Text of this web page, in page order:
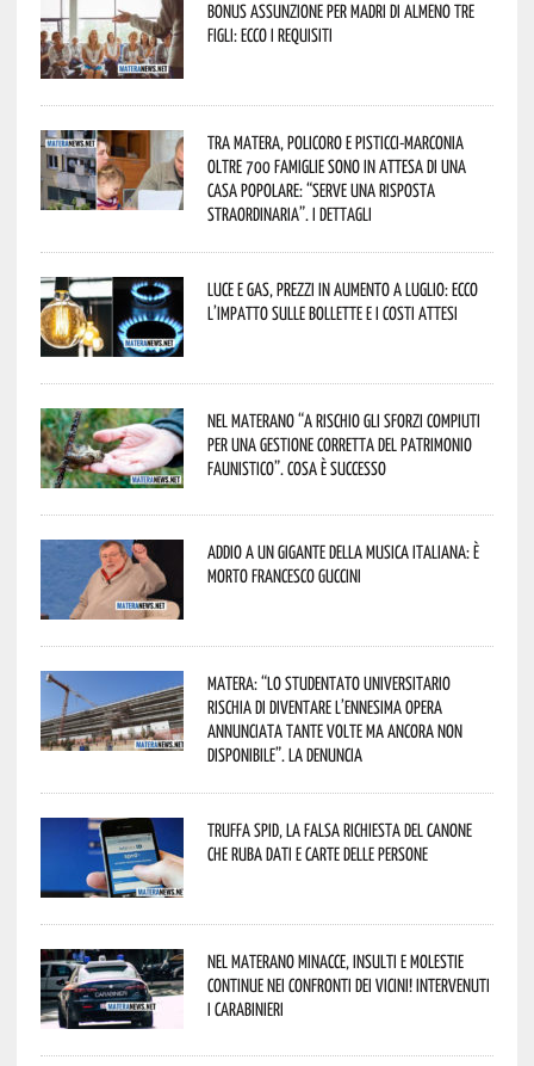
Bonus assunzione per madri di almeno tre
figli: ecco i requisiti
Tra Matera, Policoro e Pisticci-Marconia
oltre 700 famiglie sono in attesa di una
casa popolare: “serve una risposta
straordinaria”. I dettagli
Luce e gas, prezzi in aumento a luglio: ecco
l’impatto sulle bollette e i costi attesi
Nel materano “a rischio gli sforzi compiuti
per una gestione corretta del patrimonio
faunistico”. Cosa è successo
Addio a un gigante della musica italiana: è
morto Francesco Guccini
Matera: “Lo studentato universitario
rischia di diventare l’ennesima opera
annunciata tante volte ma ancora non
disponibile”. La denuncia
Truffa Spid, la falsa richiesta del canone
che ruba dati e carte delle persone
Nel materano minacce, insulti e molestie
continue nei confronti dei vicini! Intervenuti
i Carabinieri